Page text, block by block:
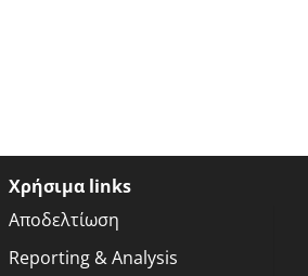
Χρήσιμα links
Αποδελτίωση
Reporting & Analysis